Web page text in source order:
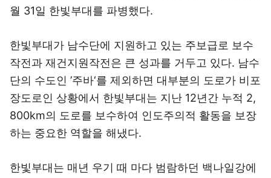
월 31일 한빛부대를 파병했다.
한빛부대가 남수단에 지원하고 있는 주보급로 보수
작전과 재건지원작전은 큰 성과를 거두고 있다. 남수
단의 수도인 ’주바‘를 제외하면 대부분의 도로가 비포
장도로인 상황에서 한빛부대는 지난 12년간 누적 2,
800km의 도로를 보수하여 인도주의적 활동을 보장
하는 중요한 역할을 해냈다.
한빛부대는 매년 우기 때 마다 범람하던 백나일강에